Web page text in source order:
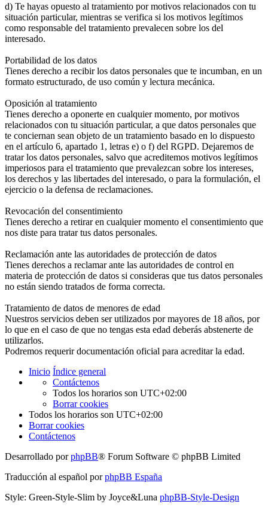
d) Te hayas opuesto al tratamiento por motivos relacionados con tu
situación particular, mientras se verifica si los motivos legítimos
como responsable del tratamiento prevalecen sobre los del
interesado.
Portabilidad de los datos
Tienes derecho a recibir los datos personales que te incumban, en un
formato estructurado, de uso común y lectura mecánica.
Oposición al tratamiento
Tienes derecho a oponerte en cualquier momento, por motivos
relacionados con tu situación particular, a que datos personales que
te conciernan sean objeto de un tratamiento basado en lo dispuesto
en el artículo 6, apartado 1, letras e) o f) del RGPD. Dejaremos de
tratar los datos personales, salvo que acreditemos motivos legítimos
imperiosos para el tratamiento que prevalezcan sobre los intereses,
los derechos y las libertades del interesado, o para la formulación, el
ejercicio o la defensa de reclamaciones.
Revocación del consentimiento
Tienes derecho a retirar en cualquier momento el consentimiento que
nos diste para tratar tus datos personales.
Reclamación ante las autoridades de protección de datos
Tienes derechos a reclamar ante las autoridades de control en
materia de protección de datos si consideras que tus datos personales
no están siendo tratados de forma correcta.
Tratamiento de datos de menores de edad
Nuestros servicios deben ser utilizados por mayores de 18 años, por
lo que en el caso de que no tengas esta edad deberás abstenerte de
utilizarlos.
Podremos requerir documentación oficial para acreditar la edad.
Inicio Índice general
Contáctenos
Todos los horarios son UTC+02:00
Borrar cookies
Todos los horarios son UTC+02:00
Borrar cookies
Contáctenos
Desarrollado porphpBB® Forum Software © phpBB Limited
Traducción al español porphpBB España
Style: Green-Style-Slim by Joyce&Luna phpBB-Style-Design